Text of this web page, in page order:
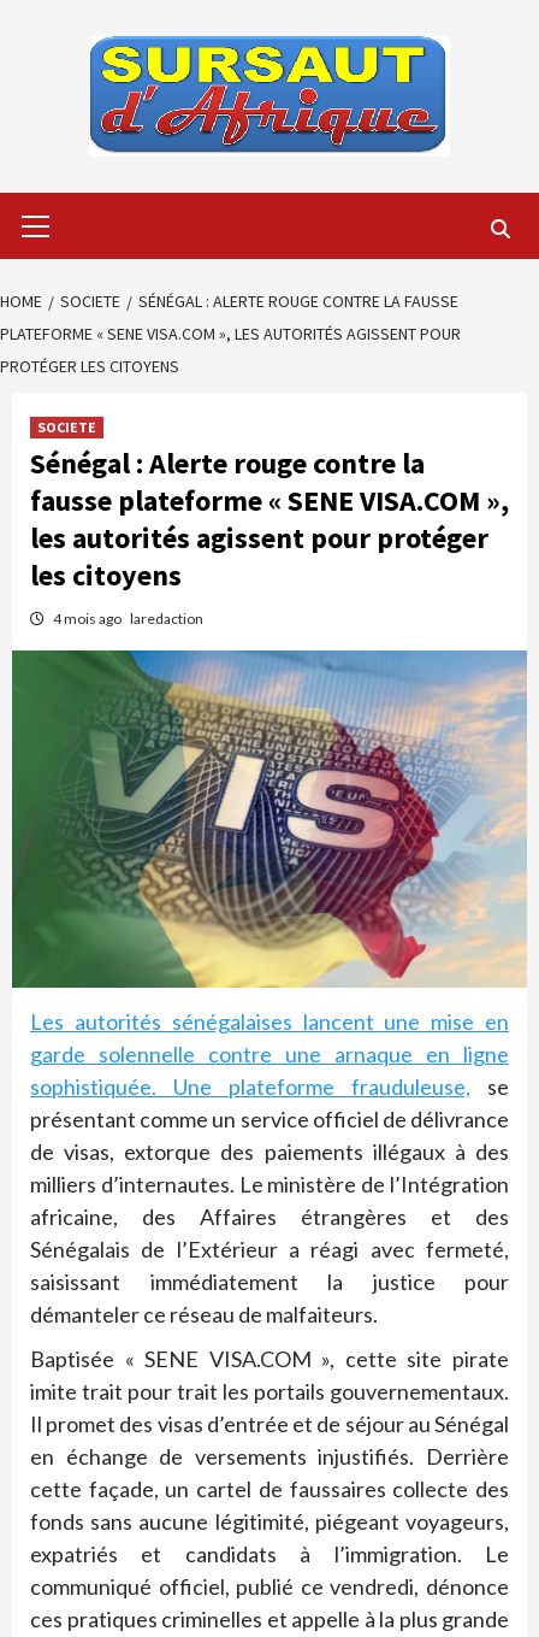
Menu
HOME SOCIETE
SÉNÉGAL : ALERTE ROUGE CONTRE LA FAUSSE
PLATEFORME « SENE VISA.COM », LES AUTORITÉS AGISSENT POUR
PROTÉGER LES CITOYENS
SOCIETE
Sénégal : Alerte rouge contre la
fausse plateforme « SENE VISA.COM »,
les autorités agissent pour protéger
les citoyens
4 mois ago laredaction
Les autorités sénégalaises lancent une mise en
garde solennelle contre une arnaque en ligne
sophistiquée. Une plateforme frauduleuse, se
présentant comme un service officiel de délivrance
de visas, extorque des paiements illégaux à des
milliers d’internautes. Le ministère de l’Intégration
africaine, des Affaires étrangères et des
Sénégalais de l’Extérieur a réagi avec fermeté,
saisissant immédiatement la justice pour
démanteler ce réseau de malfaiteurs.
Baptisée « SENE VISA.COM », cette site pirate
imite trait pour trait les portails gouvernementaux.
Il promet des visas d’entrée et de séjour au Sénégal
en échange de versements injustifiés. Derrière
cette façade, un cartel de faussaires collecte des
fonds sans aucune légitimité, piégeant voyageurs,
expatriés et candidats à l’immigration. Le
communiqué officiel, publié ce vendredi, dénonce
ces pratiques criminelles et appelle à la plus grande